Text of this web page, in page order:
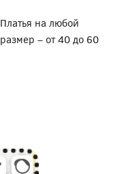
Платья на любой
размер – от 40 до 60